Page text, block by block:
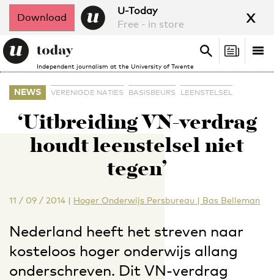
Download
U-Today
Free - in store
x
Independent journalism at the University of Twente
Search
Search
NEWS VERENIGDE NATIES BASISBEURS LEENSTELSEL
‘Uitbreiding VN-verdrag
houdt leenstelsel niet
tegen’
11 / 09 / 2014 | Hoger Onderwijs Persbureau | Bas Belleman
Nederland heeft het streven naar
kosteloos hoger onderwijs allang
onderschreven. Dit VN-verdrag